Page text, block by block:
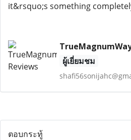
it&rsquo;s something
ผู้เยี่ยมชม
ตอบกระทู้